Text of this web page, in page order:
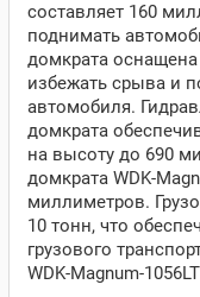
составляет 160
поднимать
домкрата
избежать срыва и
автомобиля.
домкрата
на высоту до 690
домкрата WDK-
миллиметров.
10 тонн, что
грузового
WDK-Magnum-